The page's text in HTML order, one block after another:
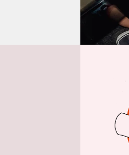
epaper login